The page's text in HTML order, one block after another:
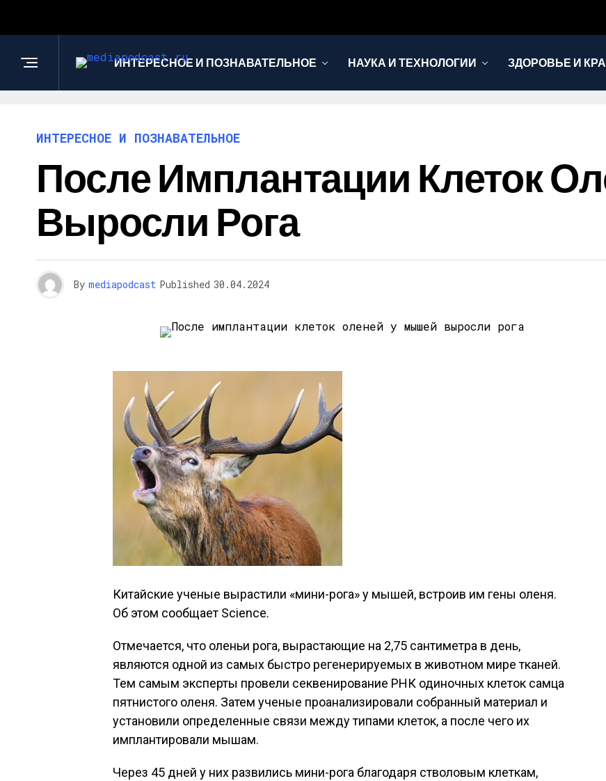
ИНТЕРЕСНОЕ И ПОЗНАВАТЕЛЬНОЕ НАУКА И ТЕХНОЛОГИИ ЗДОРОВЬЕ И
ИНТЕРЕСНОЕ И ПОЗНАВАТЕЛЬНОЕ
После Имплантации Клеток
Выросли Рога
By mediapodcast Published 30.04.2024
Китайские ученые вырастили «мини-рога» у мышей, встроив им гены оленя.
Об этом сообщает Science.
Отмечается, что оленьи рога, вырастающие на 2,75 сантиметра в день,
являются одной из самых быстро регенерируемых в животном мире тканей.
Тем самым эксперты провели секвенирование РНК одиночных клеток самца
пятнистого оленя. Затем ученые проанализировали собранный материал и
установили определенные связи между типами клеток, а после чего их
имплантировали мышам.
Через 45 дней у них развились мини-рога благодаря стволовым клеткам,